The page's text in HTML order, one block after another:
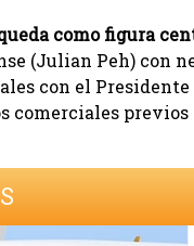
como figura
(Julian Peh) con
con el
comerciales